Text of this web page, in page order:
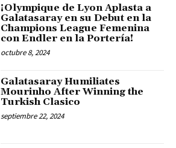
¡Olympique de Lyon Aplasta a
Galatasaray en su Debut en la
Champions League Femenina
con Endler en la Portería!
octubre 8, 2024
Galatasaray Humiliates
Mourinho After Winning the
Turkish Clasico
septiembre 22, 2024